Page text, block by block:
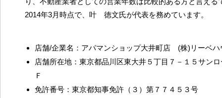
2014年3月時点で、叶 徳文氏が代表を務めています。
店舗/企業名：アパマンショップ大井町店 (株)リーベハ
店舗所在地：東京都品川区東大井５丁目７－１５サン
Ｆ
免許番号：東京都知事免許（３）第７７４５３号